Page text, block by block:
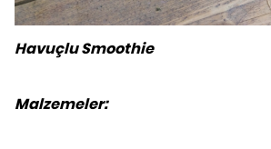
Havuçlu Smoothie
Malzemeler: